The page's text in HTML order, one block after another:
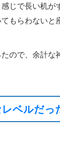
じで長い机
もらわないと
ので、余計
ベルだっ